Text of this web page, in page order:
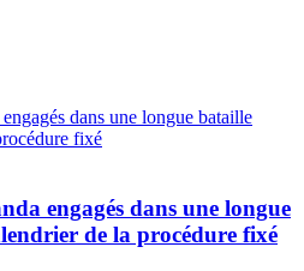
engagés dans une longue
de la procédure fixé